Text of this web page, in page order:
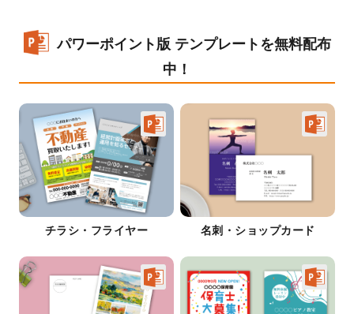
パワーポイント版 テンプレートを無料配布
中！
チラシ・フライヤー 名刺・ショップカード